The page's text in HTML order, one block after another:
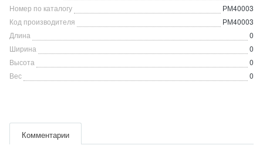
Номер по каталогу
РМ40003
Код производителя
РМ40003
Длина
0
Ширина
0
Высота
0
Вес
0
Комментарии